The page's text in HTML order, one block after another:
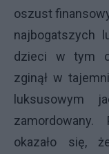
oszust
najbogatszych
dzieci w tym
zginął w
luksusowym
okazało się,